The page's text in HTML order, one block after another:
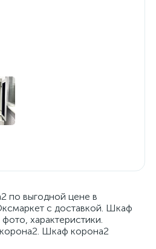
по выгодной цене в
с доставкой. Шкаф
характеристики.
Шкаф корона2